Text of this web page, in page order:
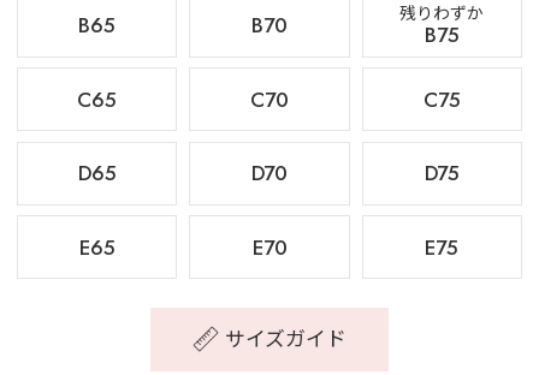
B65
B70 残りわずか
B75
C65 C70 C75
D65 D70 D75
E65 E70 E75
サイズガイド